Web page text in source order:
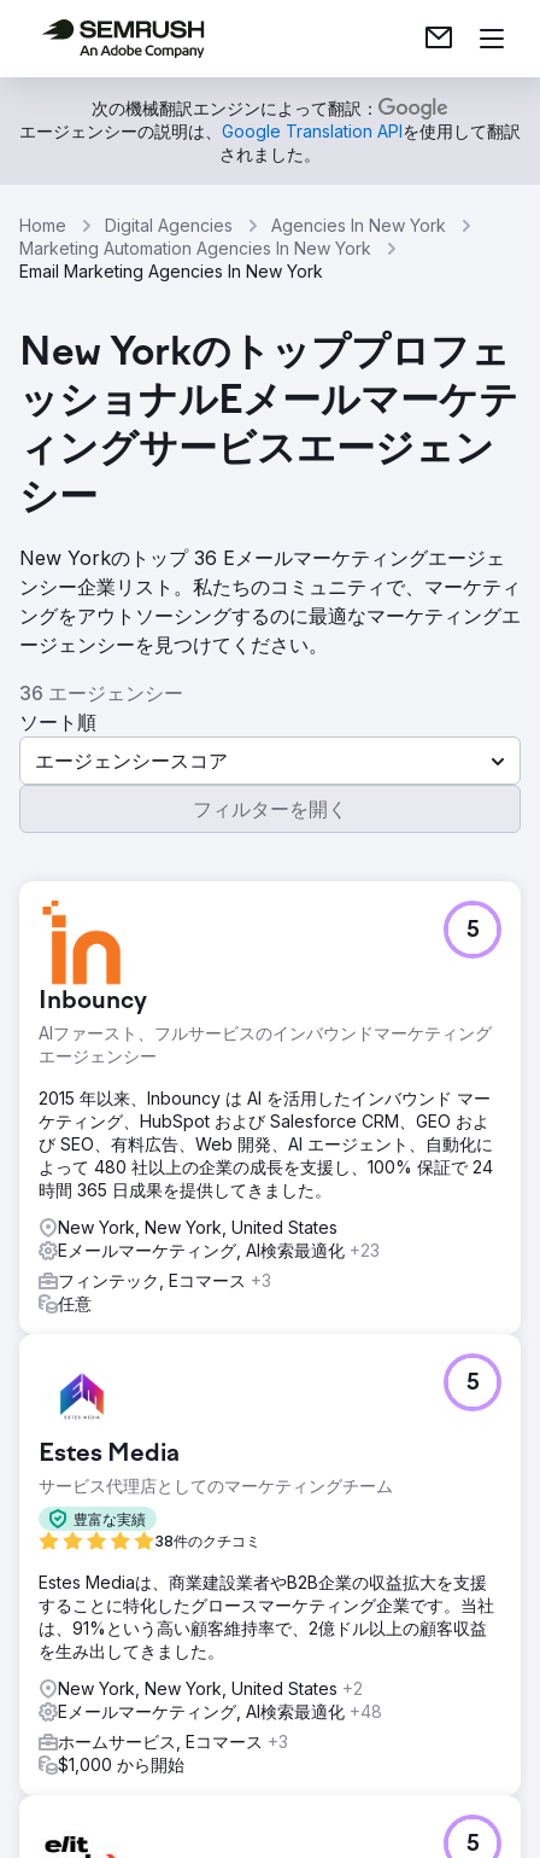
次の機械翻訳エンジンによって翻訳：
エージェンシーの説明は、 Google Translation APIを使用して翻訳
されました。
Home Digital Agencies
Agencies In New York
Marketing Automation Agencies In New York
Email Marketing Agencies In New York
New Yorkのトッププロフェ
ッショナルEメールマーケテ
ィングサービスエージェン
シー
New Yorkのトップ 36 Eメールマーケティングエージェ
ンシー企業リスト。私たちのコミュニティで、マーケティ
ングをアウトソーシングするのに最適なマーケティングエ
ージェンシーを見つけてください。
36 エージェンシー
ソート順
エージェンシースコア
フィルターを開く
Inbouncy
AIファースト、フルサービスのインバウンドマーケティング
エージェンシー
5
2015 年以来、Inbouncy は AI を活用したインバウンド マー
ケティング、HubSpot および Salesforce CRM、GEO およ
び SEO、有料広告、Web 開発、AI エージェント、自動化に
よって 480 社以上の企業の成長を支援し、100% 保証で 24
時間 365 日成果を提供してきました。
New York, New York, United States
Eメールマーケティング, AI検索最適化 +23
フィンテック, Eコマース +3
任意
Estes Media
サービス代理店としてのマーケティングチーム
豊富な実績
38件のクチコミ
5
Estes Mediaは、商業建設業者やB2B企業の収益拡大を支援
することに特化したグロースマーケティング企業です。当社
は、91%という高い顧客維持率で、2億ドル以上の顧客収益
を生み出してきました。
New York, New York, United States +2
Eメールマーケティング, AI検索最適化 +48
ホームサービス, Eコマース +3
$1,000 から開始
5